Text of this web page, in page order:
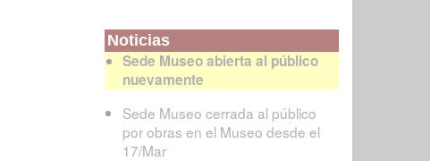
Noticias
Sede Museo abierta al público
nuevamente
Sede Museo cerrada al público
por obras en el Museo desde el
17/Mar